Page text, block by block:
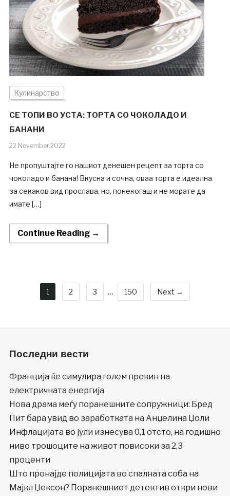
Кулинарство
СЕ ТОПИ ВО УСТА: ТОРТА СО ЧОКОЛАДО И
БАНАНИ
22.November.2022
Не пропуштајте го нашиот денешен рецепт за торта со
чоколадо и банана! Вкусна и сочна, оваа торта е идеална
за секаков вид прослава, но, понекогаш и не морате да
имате […]
Continue Reading →
1 2 3 … 150 Next →
Последни вести
Франција ќе симулира голем прекин на
електричната енергија
Нова драма меѓу поранешните сопружници: Бред
Пит бара увид во заработката на Анџелина Џоли
Инфлацијата во јули изнесува 0,1 отсто, на годишно
ниво трошоците на живот повисоки за 2,3
проценти
Што пронајде полицијата во спалната соба на
Мајкл Џексон? Поранешниот детектив откри нови